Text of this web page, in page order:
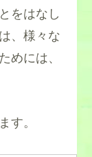
をはなし
、様々な
めには、
す。